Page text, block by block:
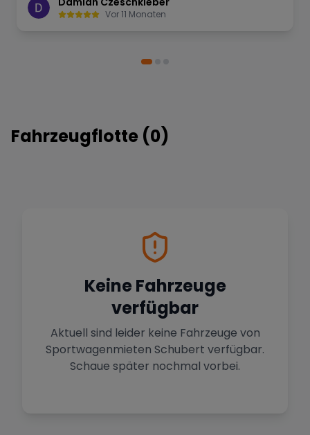
Vor 11 Monaten
Fahrzeugflotte (0)
Keine Fahrzeuge
verfügbar
Aktuell sind leider keine Fahrzeuge von
Sportwagenmieten Schubert verfügbar.
Schaue später nochmal vorbei.